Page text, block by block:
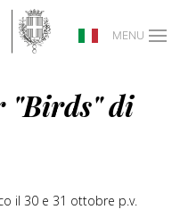
MENU
"Birds" di
il 30 e 31 ottobre p.v.